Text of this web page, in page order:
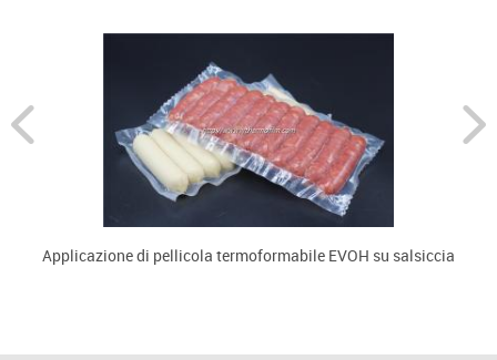
Applicazione di pellicola termoformabile EVOH su salsiccia